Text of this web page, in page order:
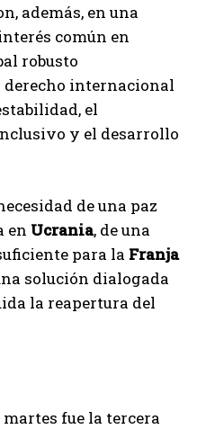
además, en una
común en
robusto
derecho internacional
el
y el desarrollo
de una paz
en Ucrania, de una
para la Franja
solución dialogada
la reapertura del
martes fue la tercera